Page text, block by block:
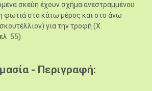
σκεύη έχουν σχήμα ανεστραμμένου
φωτιά στο κάτω μέρος και στο άνω
για την τροφή (Χ.
55).
- Περιγραφή